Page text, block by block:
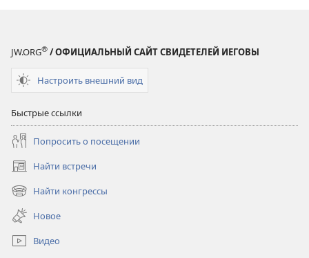
JW.ORG® / ОФИЦИАЛЬНЫЙ САЙТ СВИДЕТЕЛЕЙ ИЕГОВЫ
Настроить внешний вид
Быстрые ссылки
Попросить о посещении
Найти встречи
(открывается
в
новом
окне)
Найти конгрессы
(открывается
новом
окне)
Новое
Видео